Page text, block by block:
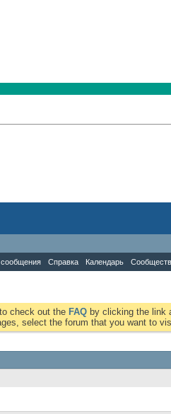
Справка Календарь
check out the FAQ by clicking the link
select the forum that you want to